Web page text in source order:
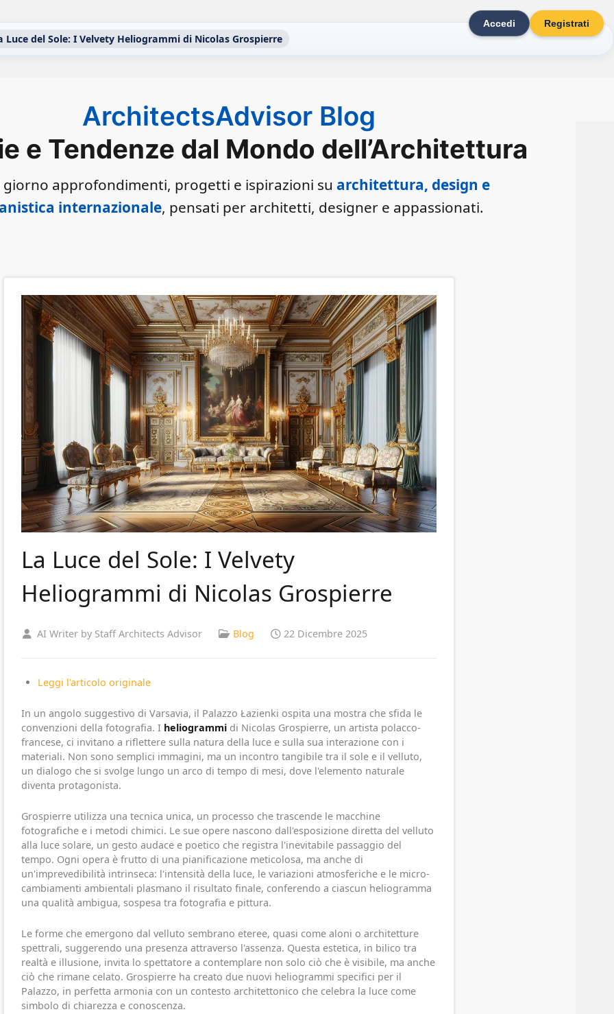
Accedi Registrati
Luce del Sole: I Velvety Heliogrammi di Nicolas Grospierre
ArchitectsAdvisor Blog
e Tendenze dal Mondo dell’Architettura
giorno approfondimenti, progetti e ispirazioni su architettura, design e
internazionale, pensati per architetti, designer e appassionati.
La Luce del Sole: I Velvety
Heliogrammi di Nicolas Grospierre
AI Writer by Staff Architects Advisor Blog 22 Dicembre 2025
Leggi l'articolo originale
In un angolo suggestivo di Varsavia, il Palazzo Łazienki ospita una mostra che sfida le
convenzioni della fotografia. I heliogrammidi Nicolas Grospierre, un artista polacco-
francese, ci invitano a riflettere sulla natura della luce e sulla sua interazione con i
materiali. Non sono semplici immagini, ma un incontro tangibile tra il sole e il velluto,
un dialogo che si svolge lungo un arco di tempo di mesi, dove l'elemento naturale
diventa protagonista.
Grospierre utilizza una tecnica unica, un processo che trascende le macchine
fotografiche e i metodi chimici. Le sue opere nascono dall'esposizione diretta del velluto
alla luce solare, un gesto audace e poetico che registra l'inevitabile passaggio del
tempo. Ogni opera è frutto di una pianificazione meticolosa, ma anche di
un'imprevedibilità intrinseca: l'intensità della luce, le variazioni atmosferiche e le micro-
cambiamenti ambientali plasmano il risultato finale, conferendo a ciascun heliogramma
una qualità ambigua, sospesa tra fotografia e pittura.
Le forme che emergono dal velluto sembrano eteree, quasi come aloni o architetture
spettrali, suggerendo una presenza attraverso l'assenza. Questa estetica, in bilico tra
realtà e illusione, invita lo spettatore a contemplare non solo ciò che è visibile, ma anche
ciò che rimane celato. Grospierre ha creato due nuovi heliogrammi specifici per il
Palazzo, in perfetta armonia con un contesto architettonico che celebra la luce come
simbolo di chiarezza e conoscenza.